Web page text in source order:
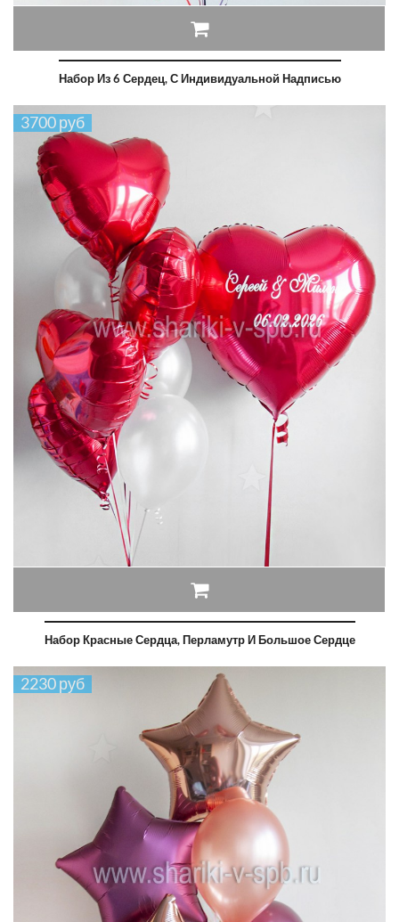
Набор Из 6 Сердец, С Индивидуальной Надписью
3700 руб
Набор Красные Сердца, Перламутр И Большое Сердце
2230 руб